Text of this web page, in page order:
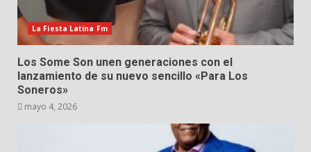
La Fiesta Latina Fm
Los Some Son unen generaciones con el
lanzamiento de su nuevo sencillo «Para Los
Soneros»
mayo 4, 2026